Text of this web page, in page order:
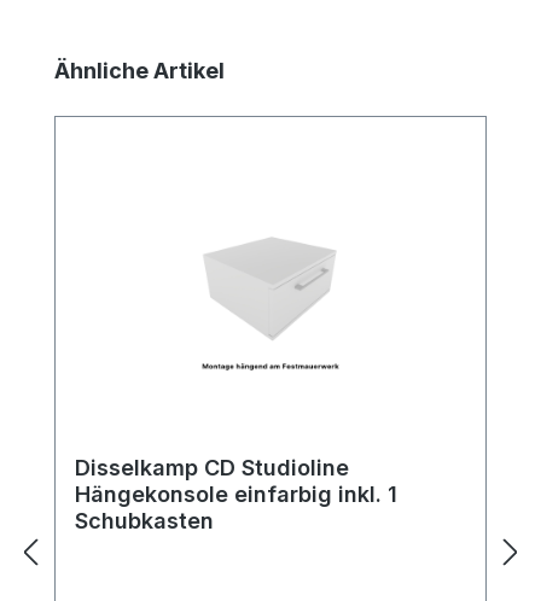
Produktgalerie überspringen
Ähnliche Artikel
Disselkamp CD Studioline
Hängekonsole einfarbig inkl. 1
Schubkasten